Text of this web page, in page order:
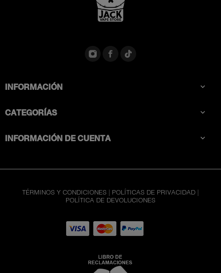
INFORMACIÓN 
CATEGORÍAS 
INFORMACIÓN DE CUENTA 
TÉRMINOS Y CONDICIONES | POLÍTICAS DE PRIVACIDAD |
POLÍTICA DE DEVOLUCIONES